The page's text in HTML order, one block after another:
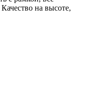
на высоте,